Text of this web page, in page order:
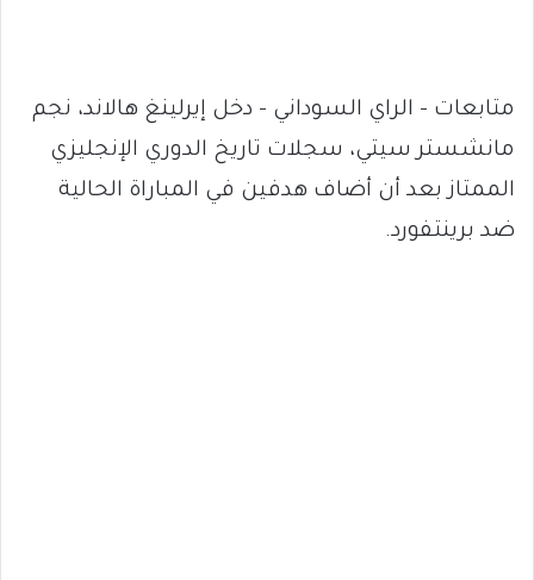
متابعات – الراي السوداني – دخل إيرلينغ هالاند، نجم
مانشستر سيتي، سجلات تاريخ الدوري الإنجليزي
الممتاز بعد أن أضاف هدفين في المباراة الحالية
ضد برينتفورد.